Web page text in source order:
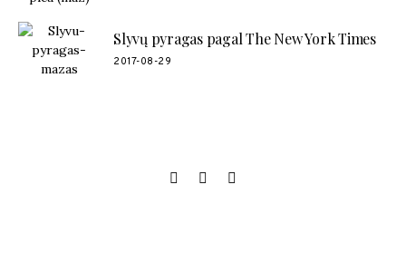
Slyvų pyragas pagal The New York Times
2017-08-29